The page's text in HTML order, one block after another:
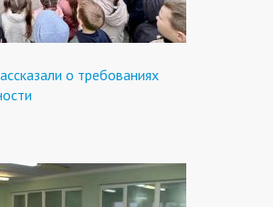
о требованиях